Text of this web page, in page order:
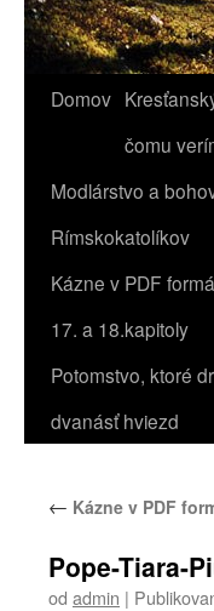
Preskočiť
obsah
Domov
čomu
Modlárstvo a
Rímskokatolíkov
Kázne v PDF
17. a 18.kapitoly
Potomstvo, ktoré
dvanásť hviezd
← Kázne v PDF
Pope-Tiara-
od admin |